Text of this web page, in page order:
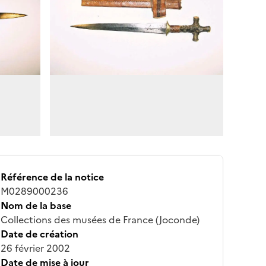
Référence de la notice
M0289000236
Nom de la base
Collections des musées de France (Joconde)
Date de création
26 février 2002
Date de mise à jour